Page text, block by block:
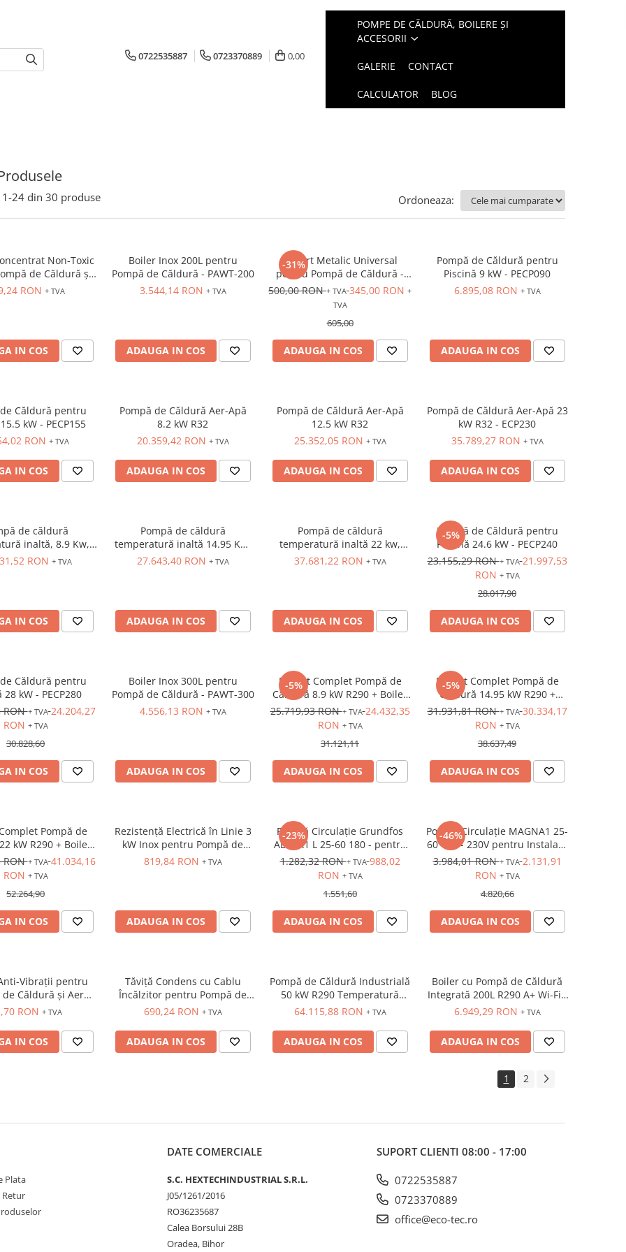
0722535887 0723370889 0,00
POMPE DE CĂLDURĂ, BOILERE ȘI
ACCESORII
GALERIE CONTACT
CALCULATOR BLOG
1-24 din 30 produse Ordoneaza:
Non-Toxic
de Căldură și
Termice - TS100
RON + TVA
IN COS
Boiler Inox 200L pentru
Pompă de Căldură - PAWT-200
3.544,14 RON + TVA
ADAUGA IN COS
-31%
Suport Metalic Universal
pentru Pompă de Căldură -
Reglabil, Exterior
500,00 RON+ TVA 345,00 RON +
TVA
605,00
ADAUGA IN COS
Pompă de Căldură pentru
Piscină 9 kW - PECP090
6.895,08 RON + TVA
ADAUGA IN COS
Căldură pentru
kW - PECP155
RON + TVA
IN COS
Pompă de Căldură Aer-Apă
8.2 kW R32
20.359,42 RON + TVA
ADAUGA IN COS
Pompă de Căldură Aer-Apă
12.5 kW R32
25.352,05 RON + TVA
ADAUGA IN COS
Pompă de Căldură Aer-Apă 23
kW R32 - ECP230
35.789,27 RON + TVA
ADAUGA IN COS
de căldură
inaltă, 8.9 Kw,
R290RON + TVA
IN COS
Pompă de căldură
temperatură inaltă 14.95 Kw,
R290
27.643,40 RON + TVA
ADAUGA IN COS
Pompă de căldură
temperatură inaltă 22 kw,
R290
37.681,22 RON + TVA
ADAUGA IN COS
-5%
Pompă de Căldură pentru
Piscină 24.6 kW - PECP240
23.155,29 RON+ TVA 21.997,53
RON + TVA
28.017,90
ADAUGA IN COS
Căldură pentru
28 kW - PECP280
RON+ TVA 24.204,27
RON + TVA
30.828,60
IN COS
Boiler Inox 300L pentru
Pompă de Căldură - PAWT-300
4.556,13 RON + TVA
ADAUGA IN COS
-5%
Pachet Complet Pompă de
Căldură 8.9 kW R290 + Boiler
200L + Accesorii
25.719,93 RON+ TVA 24.432,35
RON + TVA
31.121,11
ADAUGA IN COS
-5%
Pachet Complet Pompă de
Căldură 14.95 kW R290 +
Boiler 200L + Accesorii
31.931,81 RON+ TVA 30.334,17
RON + TVA
38.637,49
ADAUGA IN COS
Pompă de
kW R290 + Boiler
+ Accesorii
RON+ TVA 41.034,16
RON + TVA
52.264,90
IN COS
Rezistență Electrică în Linie 3
kW Inox pentru Pompă de
Căldură
819,84 RON + TVA
ADAUGA IN COS
-23%
Pompă Circulație Grundfos
ALPHA1 L 25-60 180 - pentru
Pompă de Căldură
1.282,32 RON+ TVA 988,02
RON + TVA
1.551,60
ADAUGA IN COS
-46%
Pompă Circulație MAGNA1 25-
60 180 - 230V pentru Instalații
Termice
3.984,01 RON+ TVA 2.131,91
RON + TVA
4.820,66
ADAUGA IN COS
Vibrații pentru
de Căldură și Aer
RON + TVA
IN COS
Tăviță Condens cu Cablu
Încălzitor pentru Pompă de
Căldură - Blue River
690,24 RON + TVA
ADAUGA IN COS
Pompă de Căldură Industrială
50 kW R290 Temperatură
Înaltă - ECPL500
64.115,88 RON + TVA
ADAUGA IN COS
Boiler cu Pompă de Căldură
Integrată 200L R290 A+ Wi-Fi -
BECP200
6.949,29 RON + TVA
ADAUGA IN COS
1 2
Plata
Retur
DATE COMERCIALE
S.C. HEXTECHINDUSTRIAL S.R.L.
J05/1261/2016
RO36235687
Calea Borsului 28B
Oradea, Bihor
SUPORT CLIENTI 08:00 - 17:00
0722535887
0723370889
office@eco-tec.ro